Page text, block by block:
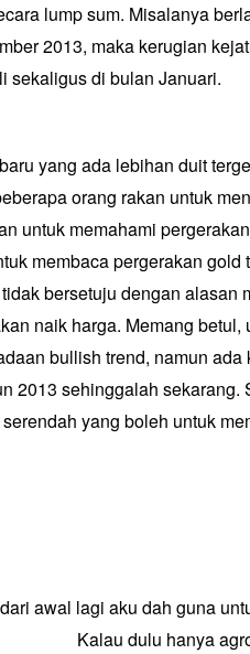
lump sum. Misalanya
2013, maka kerugian
sekaligus di bulan Januari.
yang ada lebihan duit
orang rakan untuk
untuk memahami
membaca pergerakan gold
bersetuju dengan alasan
naik harga. Memang
bullish trend, namun
2013 sehinggalah sekarang.
yang boleh untuk
awal lagi aku dah guna
Kalau dulu hanya